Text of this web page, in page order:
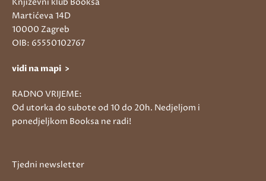
Martićeva 14D
10000 Zagreb
OIB: 65550102767
vidi na mapi >
RADNO VRIJEME:
Od utorka do subote od 10 do 20h. Nedjeljom i
ponedjeljkom Booksa ne radi!
Tjedni newsletter